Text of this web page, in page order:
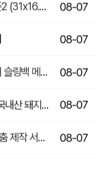
핸즈프리 슬링백 시즌2 (31x16.5x6.5cm) 08-07
08-07
버튼온 크로스 파우치 슬링백 메신저백 Z763 08-07
[사조] 쟌슨빌37호 (국내산 돼지고기100%) / 명절 선물세트 08-07
[주문제작] 에코백 맞춤 제작 서비스 08-07